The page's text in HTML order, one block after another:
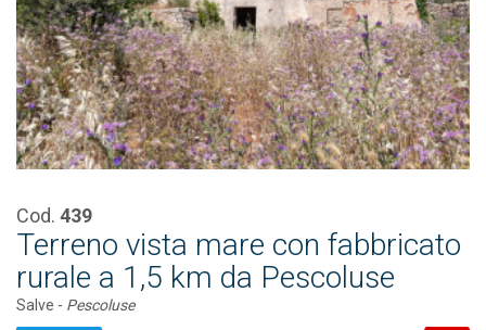
Cod. 439
Terreno vista mare con fabbricato
rurale a 1,5 km da Pescoluse
Salve - Pescoluse